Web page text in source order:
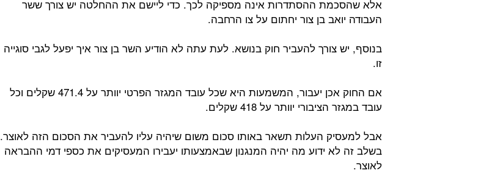
אלא שהסכמת ההסתדרות אינה מספיקה לכך. כדי ליישם את ההחלטה יש צורך ששר
העבודה יואב בן צור יחתום על צו הרחבה.
בנוסף, יש צורך להעביר חוק בנושא. לעת עתה לא הודיע השר בן צור איך יפעל לגבי סוגייה
זו.
אם החוק אכן יעבור, המשמעות היא שכל עובד המגזר הפרטי יוותר על 471.4 שקלים וכל
עובד במגזר הציבורי יוותר על 418 שקלים.
אבל למעסיק העלות תשאר באותו סכום משום שיהיה עליו להעביר את הסכום הזה לאוצר.
בשלב זה לא ידוע מה יהיה המנגנון שבאמצעותו יעבירו המעסיקים את כספי דמי ההבראה
לאוצר.